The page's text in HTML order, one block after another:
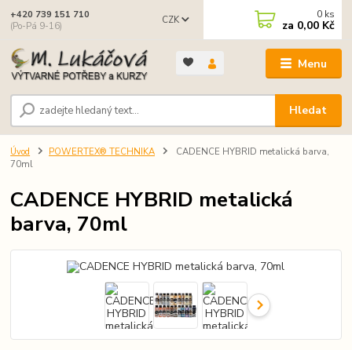
Menu
CZK
Hledat
+420 739 151 710
(Po-Pá 9-16)
0 ks
za 0,00 Kč
Úvod POWERTEX® TECHNIKA
CADENCE HYBRID metalická barva,
70ml
CADENCE HYBRID metalická
barva, 70ml